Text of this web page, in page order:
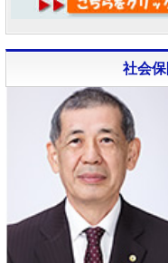
社会